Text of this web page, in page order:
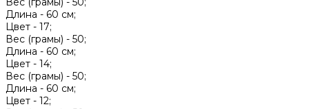
Длина - 60 см;
Цвет - 17;
Вес (грамы) - 50;
Длина - 60 см;
Цвет - 14;
Вес (грамы) - 50;
Длина - 60 см;
Цвет - 12;